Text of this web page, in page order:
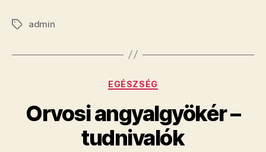
Címkékadmin
Kategóriák
EGÉSZSÉG
Orvosi angyalgyökér –
tudnivalók